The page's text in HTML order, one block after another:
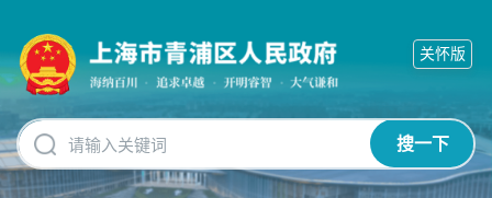
碍
操
明
跳
搜一下
关怀版